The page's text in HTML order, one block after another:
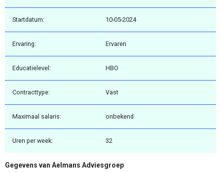
Startdatum: 10-05-2024
Ervaring: Ervaren
Educatielevel: HBO
Contracttype: Vast
Maximaal salaris: onbekend
Uren per week: 32
Gegevens van Aelmans Adviesgroep